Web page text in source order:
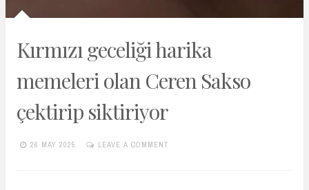
Kırmızı geceliği harika
memeleri olan Ceren Sakso
çektirip siktiriyor
26 MAY 2025
LEAVE A COMMENT